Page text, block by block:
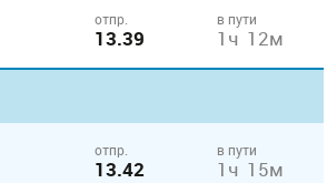
отпр.
13.39
в пути
1ч 12м
отпр.
13.42
в пути
1ч 15м